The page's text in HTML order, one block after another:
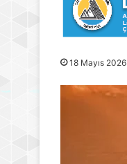
18 Mayıs 2026